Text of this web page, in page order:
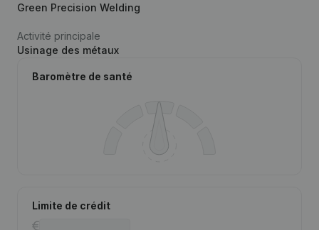
Green Precision Welding
Activité principale
Usinage des métaux
Baromètre de santé
Limite de crédit